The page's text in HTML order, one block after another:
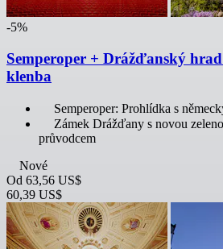
-5%
Semperoper + Drážďanský
klenba
Semperoper: Prohlídka s
Zámek Drážďany s novou
průvodcem
Nové
Od 63,56 US$
60,39 US$